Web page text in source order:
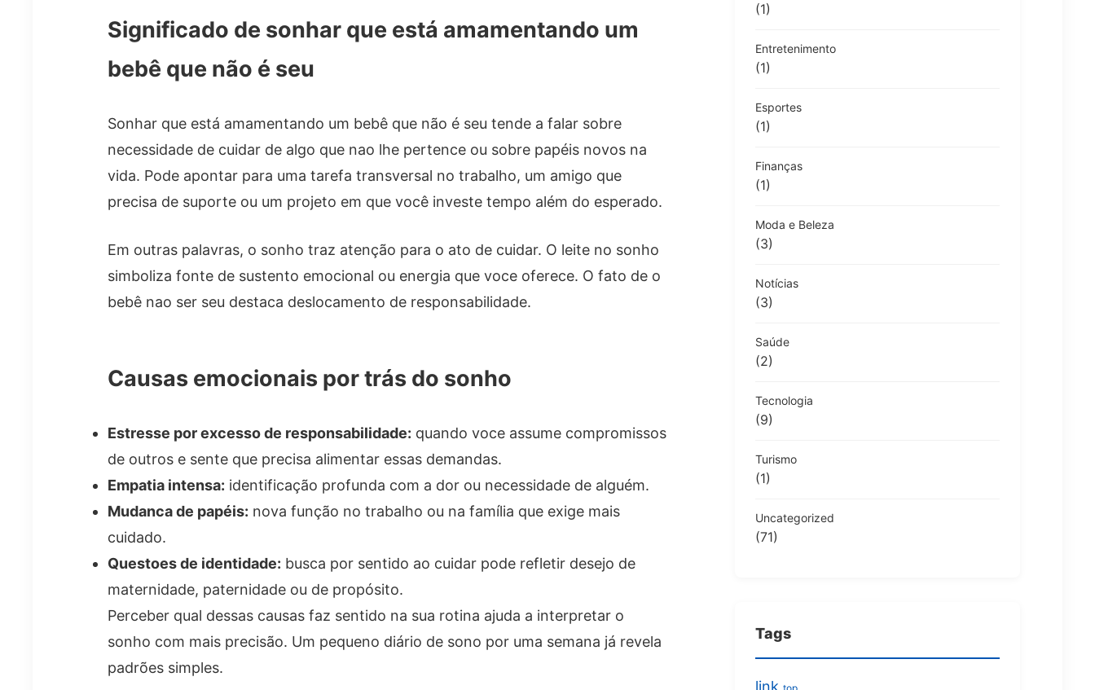
Significado de sonhar que está amamentando um
bebê que não é seu
Sonhar que está amamentando um bebê que não é seu tende a falar sobre
necessidade de cuidar de algo que nao lhe pertence ou sobre papéis novos na
vida. Pode apontar para uma tarefa transversal no trabalho, um amigo que
precisa de suporte ou um projeto em que você investe tempo além do esperado.
Em outras palavras, o sonho traz atenção para o ato de cuidar. O leite no sonho
simboliza fonte de sustento emocional ou energia que voce oferece. O fato de o
bebê nao ser seu destaca deslocamento de responsabilidade.
Causas emocionais por trás do sonho
Estresse por excesso de responsabilidade: quando voce assume compromissos
de outros e sente que precisa alimentar essas demandas.
Empatia intensa: identificação profunda com a dor ou necessidade de alguém.
Mudanca de papéis: nova função no trabalho ou na família que exige mais
cuidado.
Questoes de identidade: busca por sentido ao cuidar pode refletir desejo de
maternidade, paternidade ou de propósito.
Perceber qual dessas causas faz sentido na sua rotina ajuda a interpretar o
sonho com mais precisão. Um pequeno diário de sono por uma semana já revela
padrões simples.
(1)
Entretenimento
(1)
Esportes
(1)
Finanças
(1)
Moda e Beleza
(3)
Notícias
(3)
Saúde
(2)
Tecnologia
(9)
Turismo
(1)
Uncategorized
(71)
Tags
link